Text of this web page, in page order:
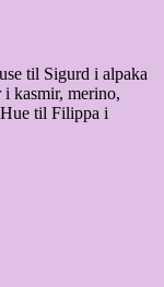
til Sigurd i alpaka
kasmir, merino,
til Filippa i